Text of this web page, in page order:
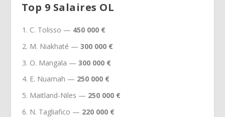
Top 9 Salaires OL
C. Tolisso — 450 000 €
M. Niakhaté — 300 000 €
O. Mangala — 300 000 €
E. Nuamah — 250 000 €
Maitland-Niles — 250 000 €
N. Tagliafico — 220 000 €